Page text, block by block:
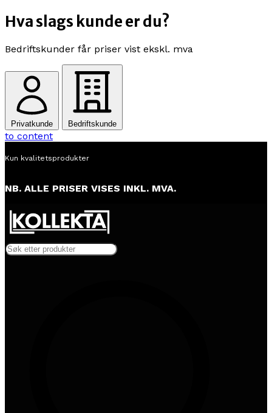
Hva slags kunde er du?
Bedriftskunder får priser vist ekskl. mva
Privatkunde Bedriftskunde
to content
Alltid lav pris
NB. ALLE PRISER VISES INKL. MVA.